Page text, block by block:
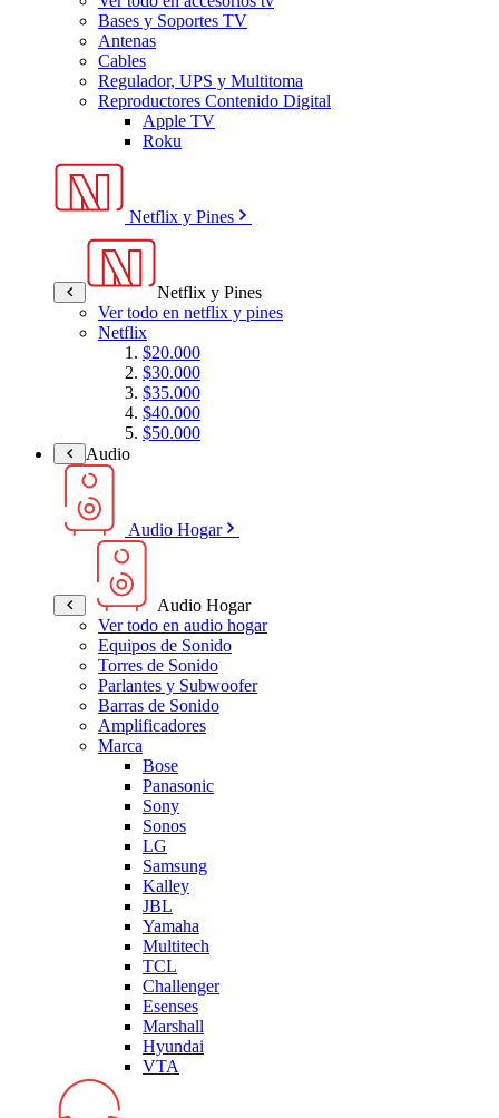
Bases y Soportes TV
Antenas
Cables
Regulador, UPS y Multitoma
Reproductores Contenido Digital
Apple TV
Roku
Netflix y Pines
Netflix y Pines
Ver todo en netflix y pines
Netflix
$20.000
$30.000
$35.000
$40.000
$50.000
Audio
Audio Hogar
Audio Hogar
Ver todo en audio hogar
Equipos de Sonido
Torres de Sonido
Parlantes y Subwoofer
Barras de Sonido
Amplificadores
Marca
Bose
Panasonic
Sony
Sonos
LG
Samsung
Kalley
JBL
Yamaha
Multitech
TCL
Challenger
Esenses
Marshall
Hyundai
VTA